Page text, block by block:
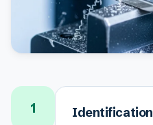
1 Identification